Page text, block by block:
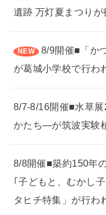
遺跡 万灯夏まつり
8/9開催■「か
が葛城小学校で行わ
8/7-8/16開催■水草
かたち―が筑波実験
8/8開催■築約150年
｢子どもと、むかし
タヒチ特集」が行わ